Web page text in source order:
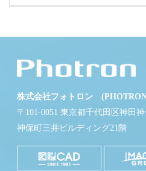
株式会社フォトロン
〒101-0051 東京都千代田区神田
神保町三井ビルディング21階